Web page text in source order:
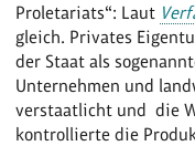
Proletariats“: Laut
gleich. Privates
der Staat als
Unternehmen und
verstaatlicht und die
kontrollierte die